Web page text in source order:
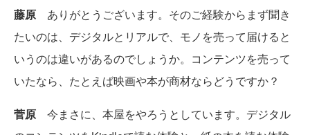
藤原 ありがとうございます。そのご経験からまず聞き
たいのは、デジタルとリアルで、モノを売って届けると
いうのは違いがあるのでしょうか。コンテンツを売って
いたなら、たとえば映画や本が商材ならどうですか？
菅原 今まさに、本屋をやろうとしています。デジタル